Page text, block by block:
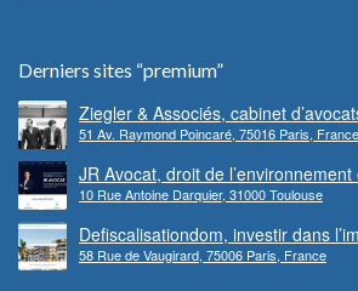
Derniers sites “premium”
Ziegler & Associés, cabinet
cryptomonnaie et escroqueries
51 Av. Raymond Poincaré, 75016 Paris, France
JR Avocat, droit de l’environnement
10 Rue Antoine Darquier, 31000 Toulouse
Defiscalisationdom, investir dans
mer
58 Rue de Vaugirard, 75006 Paris, France